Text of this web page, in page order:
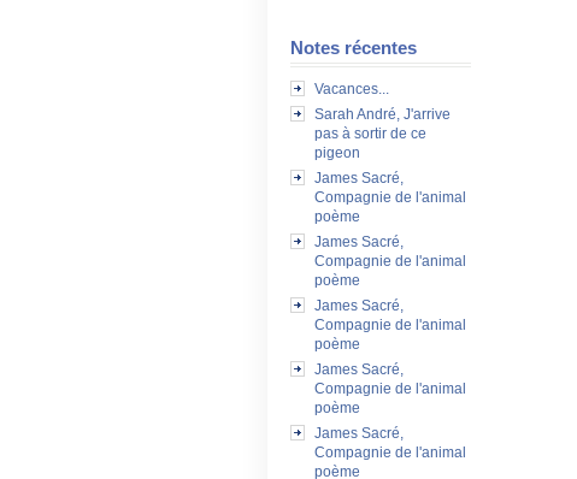
Notes récentes
Vacances...
Sarah André, J'arrive
pas à sortir de ce
pigeon
James Sacré,
Compagnie de l'animal
poème
James Sacré,
Compagnie de l'animal
poème
James Sacré,
Compagnie de l'animal
poème
James Sacré,
Compagnie de l'animal
poème
James Sacré,
Compagnie de l'animal
poème